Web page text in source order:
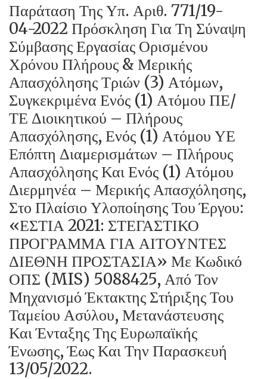
Παράταση Της Υπ. Αριθ. 771/19-
04-2022 Πρόσκληση Για Τη Σύναψη
Σύμβασης Εργασίας Ορισμένου
Χρόνου Πλήρους & Μερικής
Απασχόλησης Τριών (3) Ατόμων,
Συγκεκριμένα Ενός (1) Ατόμου ΠΕ/
ΤΕ Διοικητικού – Πλήρους
Απασχόλησης, Ενός (1) Ατόμου ΥΕ
Επόπτη Διαμερισμάτων – Πλήρους
Απασχόλησης Και Ενός (1) Ατόμου
Διερμηνέα – Μερικής Απασχόλησης,
Στο Πλαίσιο Υλοποίησης Του Έργου:
«ΕΣΤΙΑ 2021: ΣΤΕΓΑΣΤΙΚΟ
ΠΡΟΓΡΑΜΜΑ ΓΙΑ ΑΙΤΟΥΝΤΕΣ
ΔΙΕΘΝΗ ΠΡΟΣΤΑΣΙΑ» Με Κωδικό
ΟΠΣ (MIS) 5088425, Από Τον
Μηχανισμό Έκτακτης Στήριξης Του
Ταμείου Ασύλου, Μετανάστευσης
Και Ένταξης Της Ευρωπαϊκής
Ένωσης, Έως Και Την Παρασκευή
13/05/2022.